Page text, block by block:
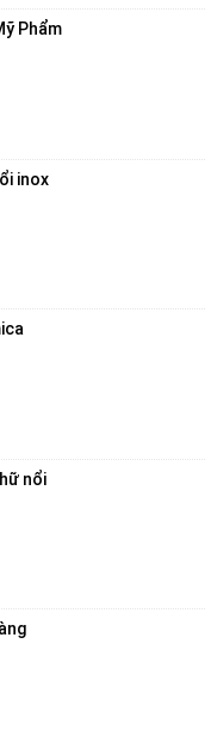
Phẩm
inox
nổi